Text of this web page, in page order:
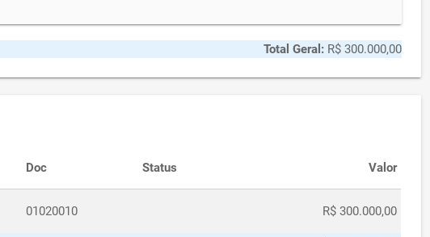
Total Geral:R$ 300.000,00
Doc Status Valor
01020010 R$ 300.000,00